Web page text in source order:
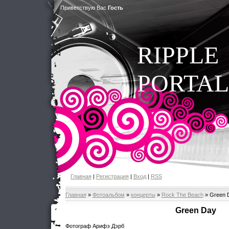
Приветствую Вас Гость
RIPPLE
PORTAL
Главная| Регистрация| Вход| RSS
Главная » Фотоальбом » концерты » Rock The Beach» Green
Green Day
Фотограф Арифэ Дэрб